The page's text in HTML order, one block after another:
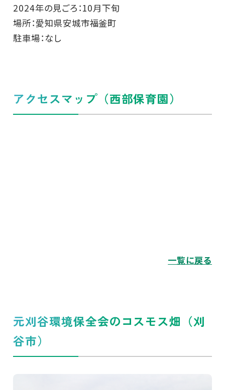
2024年の見ごろ：10月下旬
場所：愛知県安城市福釜町
駐車場：なし
アクセスマップ（西部保育園）
一覧に戻る
元刈谷環境保全会のコスモス畑（刈
谷市）